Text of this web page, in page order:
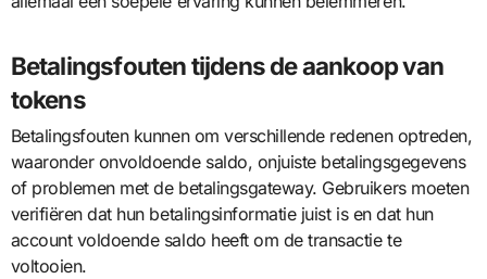
Betalingsfouten tijdens de aankoop van
tokens
Betalingsfouten kunnen om verschillende redenen optreden,
waaronder onvoldoende saldo, onjuiste betalingsgegevens
of problemen met de betalingsgateway. Gebruikers moeten
verifiëren dat hun betalingsinformatie juist is en dat hun
account voldoende saldo heeft om de transactie te
voltooien.